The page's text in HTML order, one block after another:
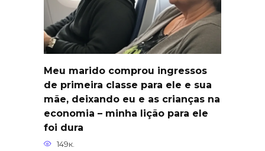
Meu marido comprou ingressos
de primeira classe para ele e sua
mãe, deixando eu e as crianças na
economia – minha lição para ele
foi dura
149к.